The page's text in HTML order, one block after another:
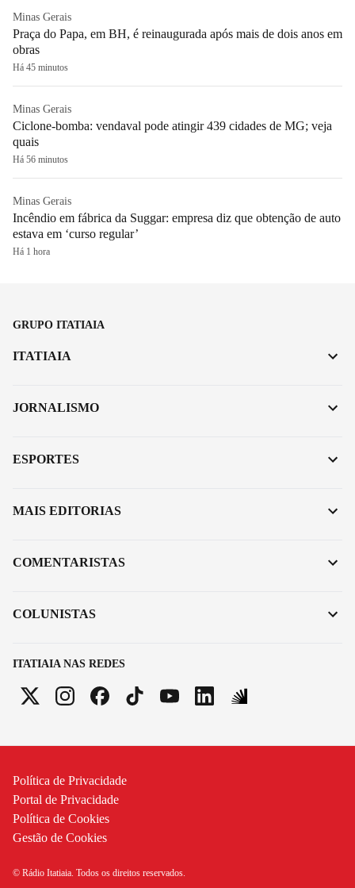
Minas Gerais
Praça do Papa, em BH, é reinaugurada após mais de dois anos em
obras
Há 45 minutos
Minas Gerais
Ciclone-bomba: vendaval pode atingir 439 cidades de MG; veja
quais
Há 56 minutos
Minas Gerais
Incêndio em fábrica da Suggar: empresa diz que obtenção de auto
estava em ‘curso regular’
Há 1 hora
GRUPO ITATIAIA
ITATIAIA NAS REDES
ITATIAIA
JORNALISMO
ESPORTES
MAIS EDITORIAS
COMENTARISTAS
COLUNISTAS
Política de Privacidade
Portal de Privacidade
Política de Cookies
Gestão de Cookies
© Rádio Itatiaia. Todos os direitos reservados.